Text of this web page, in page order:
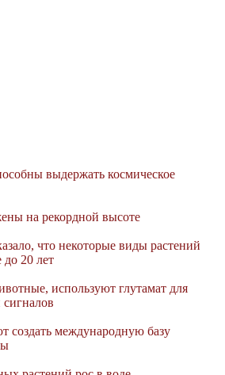
выдержать космическое
на рекордной высоте
что некоторые виды растений
до 20 лет
используют глутамат для
создать международную базу
с курсовой,
дипломной
1500+ квалифицированных